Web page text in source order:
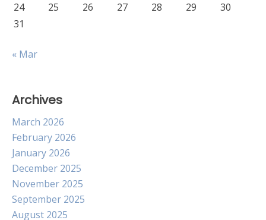
24
25 26 27 28 29
30
31
« Mar
Archives
March 2026
February 2026
January 2026
December 2025
November 2025
September 2025
August 2025